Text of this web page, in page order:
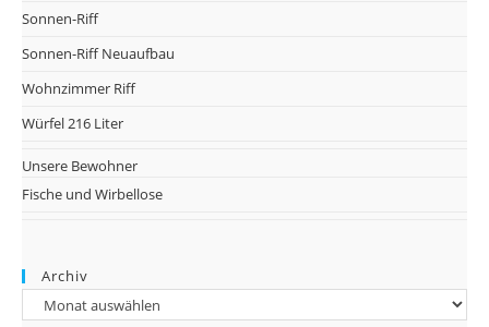
Sonnen-Riff
Sonnen-Riff Neuaufbau
Wohnzimmer Riff
Würfel 216 Liter
Unsere Bewohner
Fische und Wirbellose
Archiv
Archiv